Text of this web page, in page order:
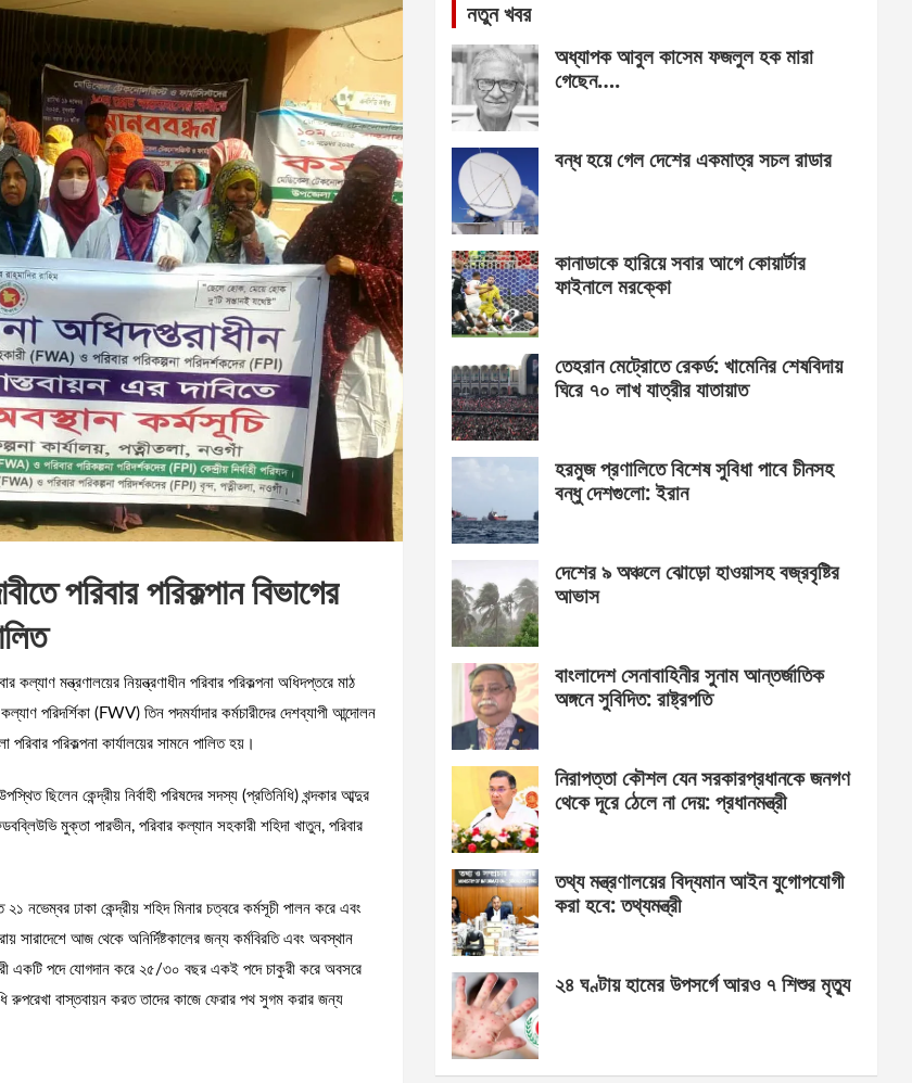
পরিবার পরিকল্পান বিভাগের
কল্যাণ মন্ত্রণালয়ের নিয়ন্ত্রণাধীন পরিবার পরিকল্পনা অধিদপ্তরে মাঠ
পরিদর্শিকা (FWV) তিন পদমর্যাদার কর্মচারীদের দেশব্যাপী আন্দোলন
পরিকল্পনা কার্যালয়ের সামনে পালিত হয়।
ছিলেন কেন্দ্রীয় নির্বাহী পরিষদের সদস্য (প্রতিনিধি) খন্দকার আব্দুর
মুক্তা পারভীন, পরিবার কল্যান সহকারী শহিদা খাতুন, পরিবার
নভেম্বর ঢাকা কেন্দ্রীয় শহিদ মিনার চত্বরে কর্মসূচী পালন করে এবং
আজ থেকে অনির্দিষ্টকালের জন্য কর্মবিরতি এবং অবস্থান
একটি পদে যোগদান করে ২৫/৩০ বছর একই পদে চাকুরী করে অবসরে
রুপরেখা বাস্তবায়ন করত তাদের কাজে ফেরার পথ সুগম করার জন্য
নতুন খবর
অধ্যাপক আবুল কাসেম ফজলুল হক মারা
গেছেন….
বন্ধ হয়ে গেল দেশের একমাত্র সচল রাডার
কানাডাকে হারিয়ে সবার আগে কোয়ার্টার
ফাইনালে মরক্কো
তেহরান মেট্রোতে রেকর্ড: খামেনির শেষবিদায়
ঘিরে ৭০ লাখ যাত্রীর যাতায়াত
হরমুজ প্রণালিতে বিশেষ সুবিধা পাবে চীনসহ
বন্ধু দেশগুলো: ইরান
দেশের ৯ অঞ্চলে ঝোড়ো হাওয়াসহ বজ্রবৃষ্টির
আভাস
বাংলাদেশ সেনাবাহিনীর সুনাম আন্তর্জাতিক
অঙ্গনে সুবিদিত: রাষ্ট্রপতি
নিরাপত্তা কৌশল যেন সরকারপ্রধানকে জনগণ
থেকে দূরে ঠেলে না দেয়: প্রধানমন্ত্রী
তথ্য মন্ত্রণালয়ের বিদ্যমান আইন যুগোপযোগী
করা হবে: তথ্যমন্ত্রী
২৪ ঘণ্টায় হামের উপসর্গে আরও ৭ শিশুর মৃত্যু